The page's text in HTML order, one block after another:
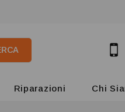
Riparazioni Chi